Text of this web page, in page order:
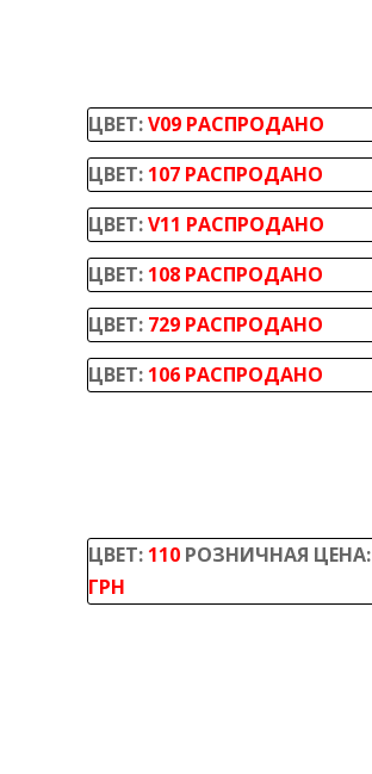
ЦВЕТ:V09 РАСПРОДАНО
ЦВЕТ: 107 РАСПРОДАНО
ЦВЕТ:V11 РАСПРОДАНО
ЦВЕТ: 108 РАСПРОДАНО
ЦВЕТ: 729 РАСПРОДАНО
ЦВЕТ: 106 РАСПРОДАНО
ЦВЕТ: 110РОЗНИЧНАЯ ЦЕНА:
ГРН